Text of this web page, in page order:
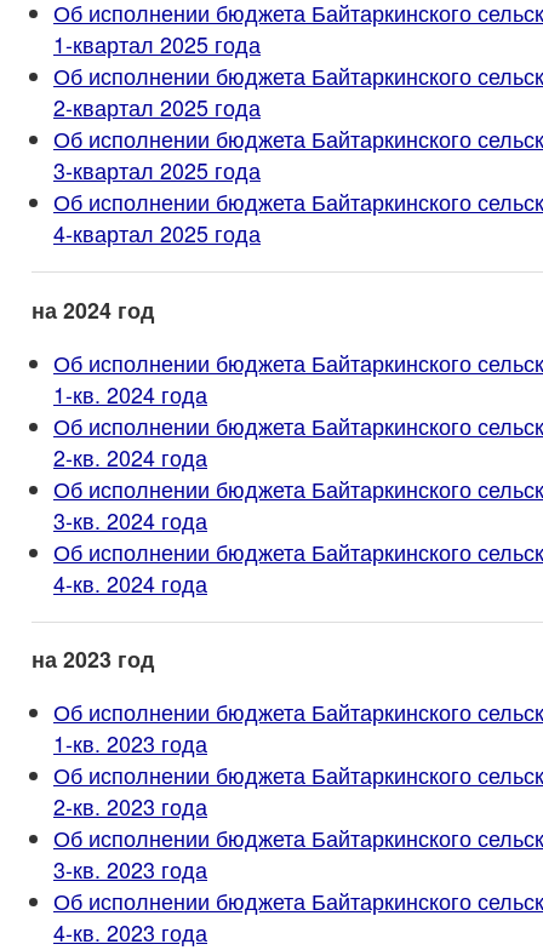
Об исполнении бюджета Байтаркинского
1-квартал 2025 года
Об исполнении бюджета Байтаркинского
2-квартал 2025 года
Об исполнении бюджета Байтаркинского
3-квартал 2025 года
Об исполнении бюджета Байтаркинского
4-квартал 2025 года
на 2024 год
Об исполнении бюджета Байтаркинского
1-кв. 2024 года
Об исполнении бюджета Байтаркинского
2-кв. 2024 года
Об исполнении бюджета Байтаркинского
3-кв. 2024 года
Об исполнении бюджета Байтаркинского
4-кв. 2024 года
на 2023 год
Об исполнении бюджета Байтаркинского
1-кв. 2023 года
Об исполнении бюджета Байтаркинского
2-кв. 2023 года
Об исполнении бюджета Байтаркинского
3-кв. 2023 года
Об исполнении бюджета Байтаркинского
4-кв. 2023 года